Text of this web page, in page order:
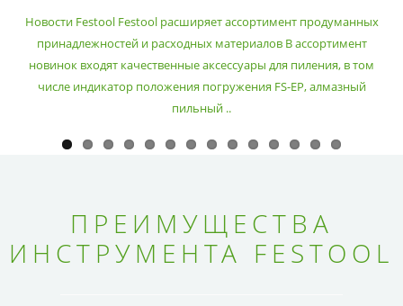
Новости Festool Festool расширяет ассортимент продуманных
принадлежностей и расходных материалов В ассортимент
новинок входят качественные аксессуары для пиления, в том
числе индикатор положения погружения FS-EP, алмазный
пильный ..
ПРЕИМУЩЕСТВА
ИНСТРУМЕНТА FESTOOL